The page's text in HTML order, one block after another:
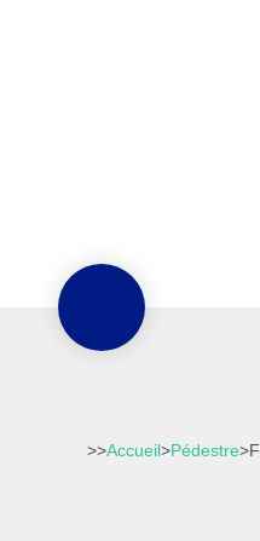
>>Accueil>Pédestre>